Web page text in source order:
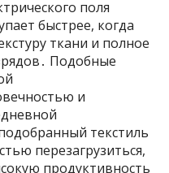
поля
быстрее, когда
ткани и полное
Подобные
и
текстиль
перезагрузиться,
продуктивность